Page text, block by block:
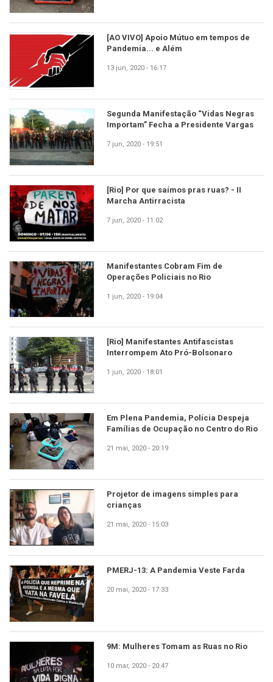
[AO VIVO] Apoio Mútuo em tempos de
Pandemia... e Além
13 jun, 2020 - 16:17
Segunda Manifestação “Vidas Negras
Importam” Fecha a Presidente Vargas
7 jun, 2020 - 19:51
[Rio] Por que saímos pras ruas? - II
Marcha Antirracista
7 jun, 2020 - 11:02
Manifestantes Cobram Fim de
Operações Policiais no Rio
1 jun, 2020 - 19:04
[Rio] Manifestantes Antifascistas
Interrompem Ato Pró-Bolsonaro
1 jun, 2020 - 18:01
Em Plena Pandemia, Polícia Despeja
Famílias de Ocupação no Centro do Rio
21 mai, 2020 - 20:19
Projetor de imagens simples para
crianças
21 mai, 2020 - 15:03
PMERJ-13: A Pandemia Veste Farda
20 mai, 2020 - 17:33
9M: Mulheres Tomam as Ruas no Rio
10 mar, 2020 - 20:47